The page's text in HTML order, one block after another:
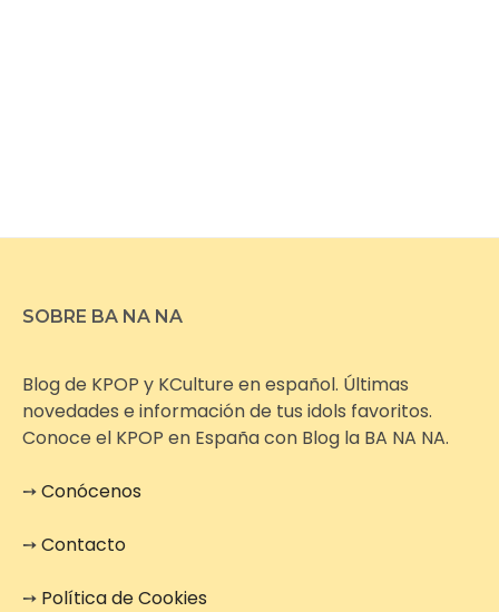
SOBRE BA NA NA
Blog de KPOP y KCulture en español. Últimas
novedades e información de tus idols favoritos.
Conoce el KPOP en España con Blog la BA NA NA.
➙Conócenos
➙Contacto
➙ Política de Cookies